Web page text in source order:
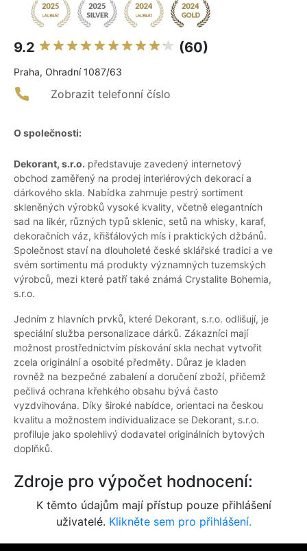
9.2 (60)
Praha, Ohradní 1087/63
Zobrazit telefonní číslo
O společnosti:
Dekorant, s.r.o. představuje zavedený internetový
obchod zaměřený na prodej interiérových dekorací a
dárkového skla. Nabídka zahrnuje pestrý sortiment
skleněných výrobků vysoké kvality, včetně elegantních
sad na likér, různých typů sklenic, setů na whisky, karaf,
dekoračních váz, křišťálových mís i praktických džbánů.
Společnost staví na dlouholeté české sklářské tradici a ve
svém sortimentu má produkty významných tuzemských
výrobců, mezi které patří také známá Crystalite Bohemia,
s.r.o.
Jedním z hlavních prvků, které Dekorant, s.r.o. odlišují, je
speciální služba personalizace dárků. Zákazníci mají
možnost prostřednictvím pískování skla nechat vytvořit
zcela originální a osobité předměty. Důraz je kladen
rovněž na bezpečné zabalení a doručení zboží, přičemž
pečlivá ochrana křehkého obsahu bývá často
vyzdvihována. Díky široké nabídce, orientaci na českou
kvalitu a možnostem individualizace se Dekorant, s.r.o.
profiluje jako spolehlivý dodavatel originálních bytových
doplňků.
Zdroje pro výpočet hodnocení:
K těmto údajům mají přístup pouze přihlášení
uživatelé. Klikněte sem pro přihlášení.